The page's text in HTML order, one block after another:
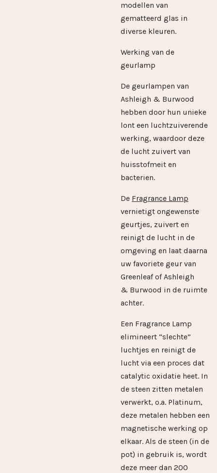
modellen van
gematteerd glas in
diverse kleuren.
Werking van de
geurlamp
De geurlampen van
Ashleigh & Burwood
hebben door hun unieke
lont een luchtzuiverende
werking, waardoor deze
de lucht zuivert van
huisstofmeit en
bacterien.
De Fragrance Lamp
vernietigt ongewenste
geurtjes, zuivert en
reinigt de lucht in de
omgeving en laat daarna
uw favoriete geur van
Greenleaf of Ashleigh
& Burwood in de ruimte
achter.
Een Fragrance Lamp
elimineert “slechte”
luchtjes en reinigt de
lucht via een proces dat
catalytic oxidatie heet. In
de steen zitten metalen
verwerkt, o.a. Platinum,
deze metalen hebben een
magnetische werking op
elkaar. Als de steen (in de
pot) in gebruik is, wordt
deze meer dan 200